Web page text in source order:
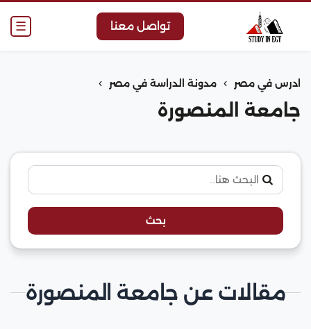
☰ تواصل معنا
ادرس في مصر › مدونة الدراسة في مصر ›
جامعة المنصورة
بحث
مقالات عن جامعة المنصورة